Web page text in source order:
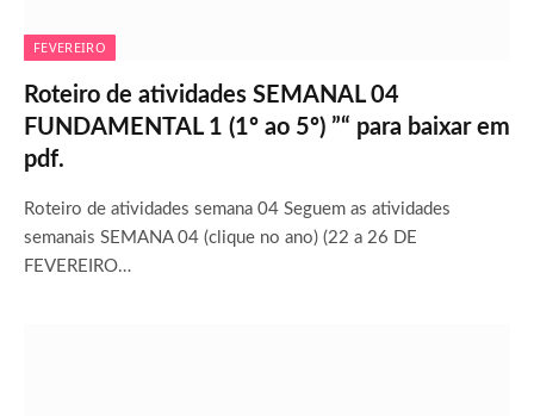
FEVEREIRO
Roteiro de atividades SEMANAL 04
FUNDAMENTAL 1 (1º ao 5º) ”“ para baixar em
pdf.
Roteiro de atividades semana 04 Seguem as atividades
semanais SEMANA 04 (clique no ano) (22 a 26 DE
FEVEREIRO…